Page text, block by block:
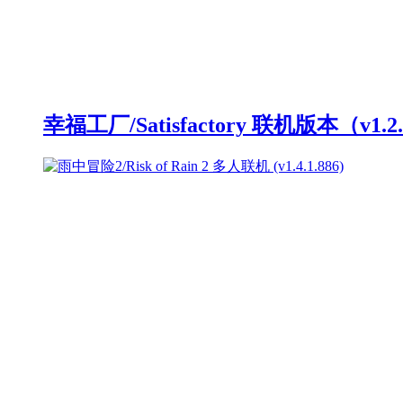
幸福工厂/Satisfactory 联机版本（